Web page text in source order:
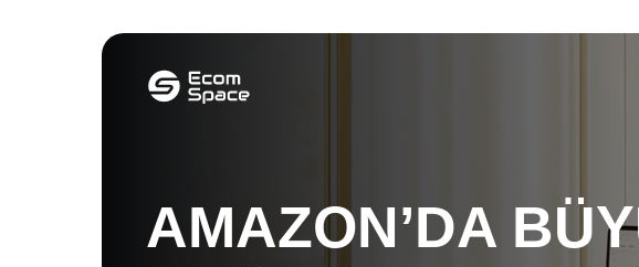
AMAZON’DA